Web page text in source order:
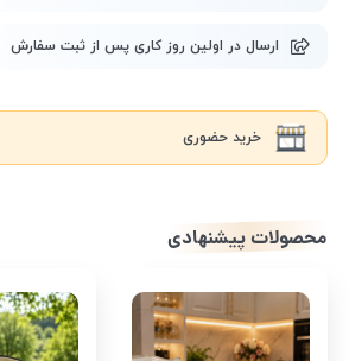
ارسال در اولین روز کاری پس از ثبت سفارش
خرید حضوری
محصولات پیشنهادی